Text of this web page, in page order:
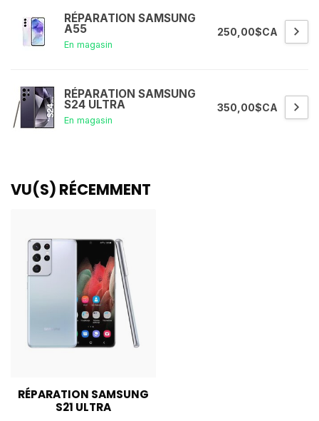
RÉPARATION SAMSUNG
A55
En magasin
250,00$CA
RÉPARATION SAMSUNG
S24 ULTRA
En magasin
350,00$CA
VU(S) RÉCEMMENT
RÉPARATION SAMSUNG
S21 ULTRA